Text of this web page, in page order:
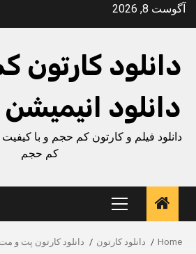
Skipآگوست 8, 2026
دانلود
دانلود
دانلود فیلم و کارتون کم حجم و با
کم حجم
Primary
Menu
Home دانلود کارتون دانلود کارتون پت و مت 2016 با حجم کم